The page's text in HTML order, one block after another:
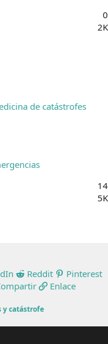
0
2K
de catástrofes
14
5K
Reddit
Pinterest
Enlace
y catástrofe